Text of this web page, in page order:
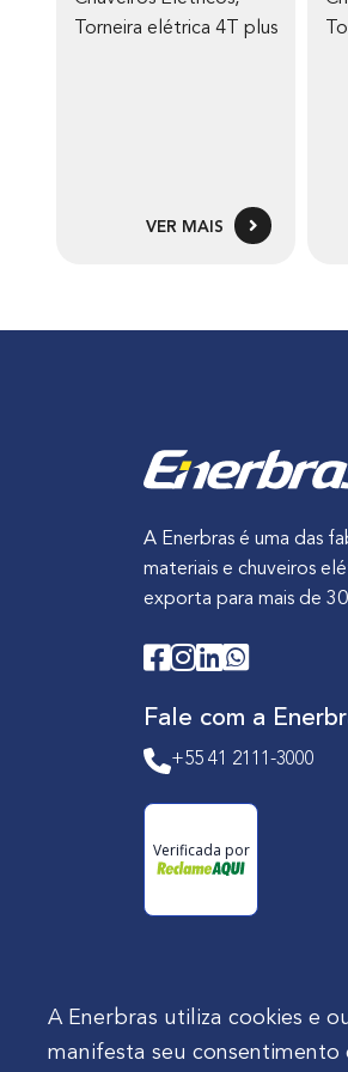
Torneira elétrica 4T plus
VER MAIS
A Enerbras é uma das
materiais e chuveiros
exporta para mais de
Fale com a
+55 41 2111-3000
Verificada por
Enerbras Materiais
A Enerbras utiliza cookies e
manifesta seu